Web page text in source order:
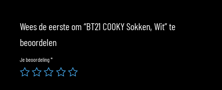
Wees de eerste om “BT21 COOKY Sokken, Wit” te
beoordelen
Je beoordeling*